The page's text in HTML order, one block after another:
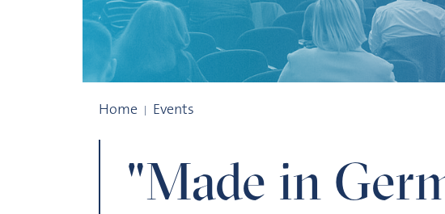
Home Events
"Made in